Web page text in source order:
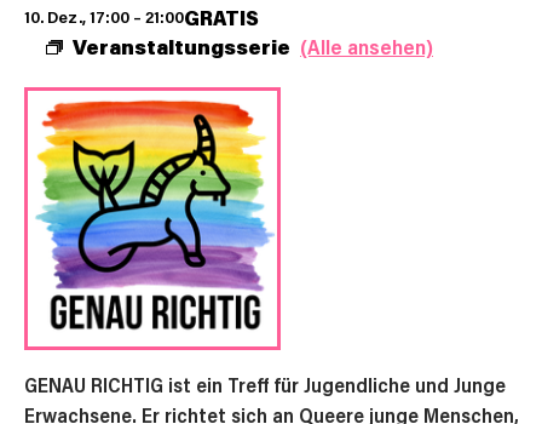
10. Dez., 17:00 – 21:00
Veranstaltungsserie (Alle ansehen)
GRATIS
GENAU RICHTIG ist ein Treff für Jugendliche und Junge
Erwachsene. Er richtet sich an Queere junge Menschen,